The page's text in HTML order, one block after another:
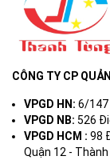
CÔNG TY CP
VPGD HN: 6/147
VPGD NB: 526
VPGD HCM : 98
Quận 12 -